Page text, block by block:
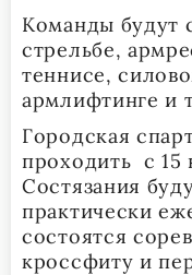
Команды будут
стрельбе,
теннисе,
армлифтинге и
Городская
проходить с 15
Состязания
практически
состоятся
кроссфиту и